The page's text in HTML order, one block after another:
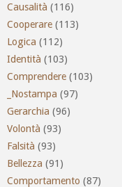
Causalità (116)
Cooperare (113)
Logica (112)
Identità (103)
Comprendere (103)
_Nostampa (97)
Gerarchia (96)
Volontà (93)
Falsità (93)
Bellezza (91)
Comportamento (87)